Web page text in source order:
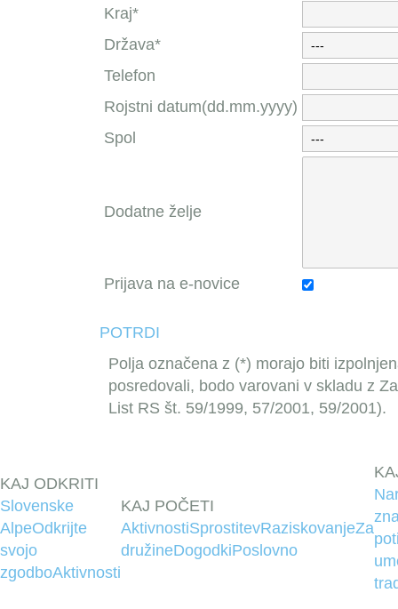
Kraj*
Država*
Telefon
Rojstni datum(dd.mm.yyyy)
Spol
Dodatne želje
Prijava na e-novice
POTRDI
Polja označena z (*) morajo biti
posredovali, bodo varovani v skladu z
List RS št. 59/1999, 57/2001, 59/2001).
KAJ ODKRITI
Slovenske
AlpeOdkrijte
svojo
zgodboAktivnosti
KAJ POČETI
AktivnostiSprostitevRaziskovanjeZa
družineDogodkiPoslovno